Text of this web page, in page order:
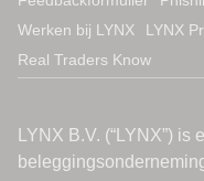
Werken bij LYNX
LYNX
Real Traders Know